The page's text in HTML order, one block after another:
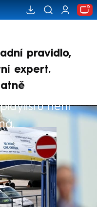
pravidlo,
expert.
není